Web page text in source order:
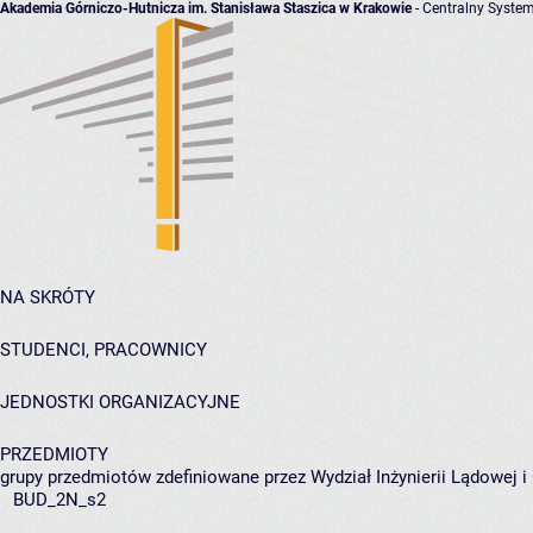
Akademia Górniczo-Hutnicza im. Stanisława Staszica w Krakowie- Centralny
NA SKRÓTY
STUDENCI, PRACOWNICY
JEDNOSTKI ORGANIZACYJNE
PRZEDMIOTY
grupy przedmiotów zdefiniowane przez Wydział Inżynierii Lądowej
BUD_2N_s2